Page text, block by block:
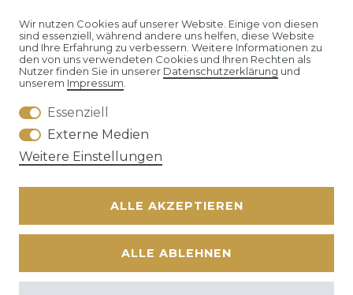
Impressum Daten­schutz­erklärung
AGB
Wir nutzen Cookies auf unserer Website. Einige von diesen
sind essenziell, während andere uns helfen, diese Website
und Ihre Erfahrung zu verbessern. Weitere Informationen zu
den von uns verwendeten Cookies und Ihren Rechten als
Nutzer finden Sie in unserer Daten­schutz­erklärung und
unserem Impressum.
Essenziell
Externe Medien
Weitere Einstellungen
ALLE AKZEPTIEREN
ALLE ABLEHNEN